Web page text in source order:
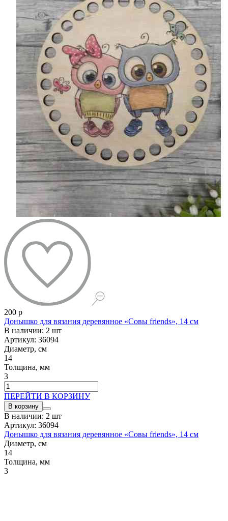
200 р
Донышко для вязания деревянное «Совы friends», 14 см
В наличии: 2 шт
Артикул: 36094
Диаметр, см
14
Толщина, мм
3
ПЕРЕЙТИ В КОРЗИНУ
В корзину
В наличии: 2 шт
Артикул: 36094
Донышко для вязания деревянное «Совы friends», 14 см
Диаметр, см
14
Толщина, мм
3